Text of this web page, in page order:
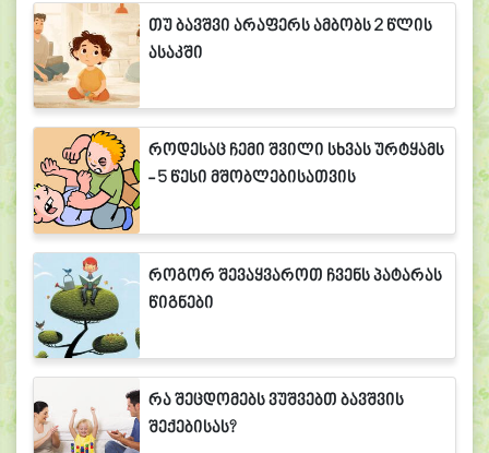
თუ ბავშვი არაფერს ამბობს 2 წლის
ასაკში
როდესაც ჩემი შვილი სხვას ურტყამს
- 5 წესი მშობლებისათვის
როგორ შევაყვაროთ ჩვენს პატარას
წიგნები
რა შეცდომებს ვუშვებთ ბავშვის
შექებისას?